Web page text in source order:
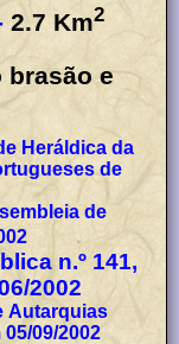
2.7 Km2
brasão e
Heráldica da
de
de
n.º 141,
2002
Autarquias
09/2002